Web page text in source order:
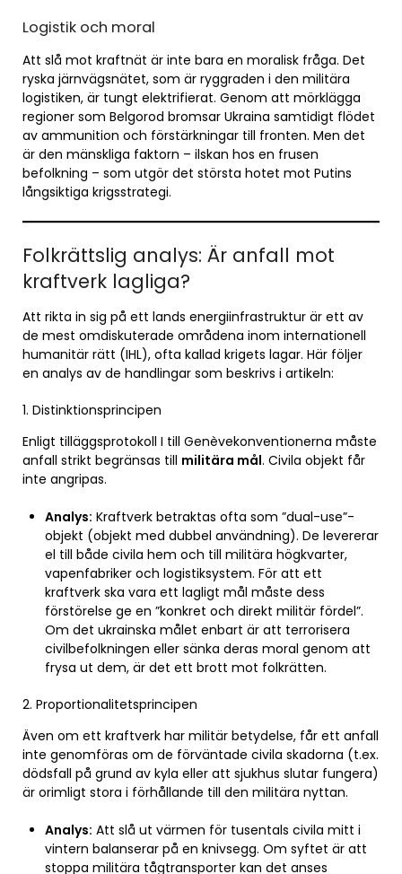
Logistik och moral
Att slå mot kraftnät är inte bara en moralisk fråga. Det
ryska järnvägsnätet, som är ryggraden i den militära
logistiken, är tungt elektrifierat. Genom att mörklägga
regioner som Belgorod bromsar Ukraina samtidigt flödet
av ammunition och förstärkningar till fronten. Men det
är den mänskliga faktorn – ilskan hos en frusen
befolkning – som utgör det största hotet mot Putins
långsiktiga krigsstrategi.
Folkrättslig analys: Är anfall mot
kraftverk lagliga?
Att rikta in sig på ett lands energiinfrastruktur är ett av
de mest omdiskuterade områdena inom internationell
humanitär rätt (IHL), ofta kallad krigets lagar. Här följer
en analys av de handlingar som beskrivs i artikeln:
1. Distinktionsprincipen
Enligt tilläggsprotokoll I till Genèvekonventionerna måste
anfall strikt begränsas till militära mål. Civila objekt får
inte angripas.
Analys: Kraftverk betraktas ofta som ”dual-use”-
objekt (objekt med dubbel användning). De levererar
el till både civila hem och till militära högkvarter,
vapenfabriker och logistiksystem. För att ett
kraftverk ska vara ett lagligt mål måste dess
förstörelse ge en ”konkret och direkt militär fördel”.
Om det ukrainska målet enbart är att terrorisera
civilbefolkningen eller sänka deras moral genom att
frysa ut dem, är det ett brott mot folkrätten.
2. Proportionalitetsprincipen
Även om ett kraftverk har militär betydelse, får ett anfall
inte genomföras om de förväntade civila skadorna (t.ex.
dödsfall på grund av kyla eller att sjukhus slutar fungera)
är orimligt stora i förhållande till den militära nyttan.
Analys: Att slå ut värmen för tusentals civila mitt i
vintern balanserar på en knivsegg. Om syftet är att
stoppa militära tågtransporter kan det anses